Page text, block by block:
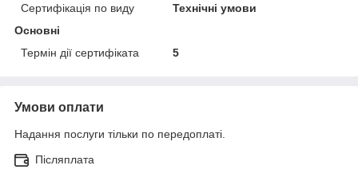
Сертифікація по виду
Технічні умови
Основні
Термін дії сертифіката
5
Умови оплати
Надання послуги тільки по передоплаті.
Післяплата